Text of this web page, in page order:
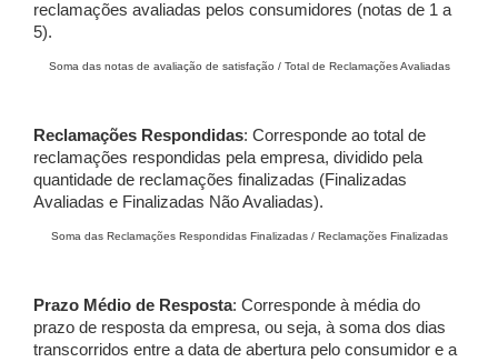
reclamações avaliadas pelos consumidores (notas de 1 a
5).
Soma das notas de avaliação de satisfação / Total de Reclamações Avaliadas
Reclamações Respondidas: Corresponde ao total de
reclamações respondidas pela empresa, dividido pela
quantidade de reclamações finalizadas (Finalizadas
Avaliadas e Finalizadas Não Avaliadas).
Soma das Reclamações Respondidas Finalizadas / Reclamações Finalizadas
Prazo Médio de Resposta: Corresponde à média do
prazo de resposta da empresa, ou seja, à soma dos dias
transcorridos entre a data de abertura pelo consumidor e a